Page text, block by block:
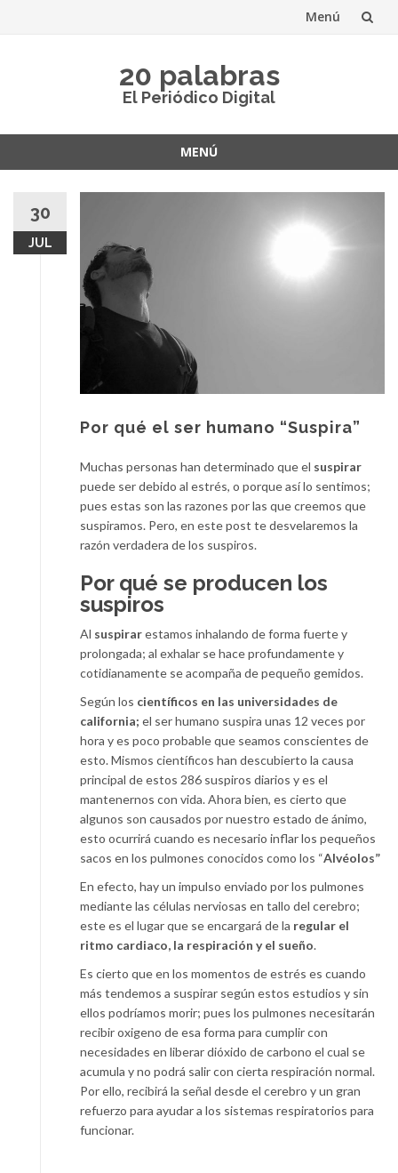
Menú
20 palabras
El Periódico Digital
MENÚ
contenido
30
JUL
Por qué el ser humano “Suspira”
Muchas personas han determinado que el suspirar
puede ser debido al estrés, o porque así lo sentimos;
pues estas son las razones por las que creemos que
suspiramos. Pero, en este post te desvelaremos la
razón verdadera de los suspiros.
Por qué se producen los
suspiros
Al suspirarestamos inhalando de forma fuerte y
prolongada; al exhalar se hace profundamente y
cotidianamente se acompaña de pequeño gemidos.
Según los científicos en las universidades de
california; el ser humano suspira unas 12 veces por
hora y es poco probable que seamos conscientes de
esto. Mismos científicos han descubierto la causa
principal de estos 286 suspiros diarios y es el
mantenernos con vida. Ahora bien, es cierto que
algunos son causados por nuestro estado de ánimo,
esto ocurrirá cuando es necesario inflar los pequeños
sacos en los pulmones conocidos como los “Alvéolos”
En efecto, hay un impulso enviado por los pulmones
mediante las células nerviosas en tallo del cerebro;
este es el lugar que se encargará de la regular el
ritmo cardiaco, la respiración y el sueño.
Es cierto que en los momentos de estrés es cuando
más tendemos a suspirar según estos estudios y sin
ellos podríamos morir; pues los pulmones necesitarán
recibir oxigeno de esa forma para cumplir con
necesidades en liberar dióxido de carbono el cual se
acumula y no podrá salir con cierta respiración normal.
Por ello, recibirá la señal desde el cerebro y un gran
refuerzo para ayudar a los sistemas respiratorios para
funcionar.